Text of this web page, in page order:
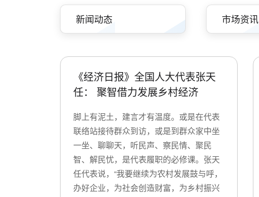
新闻动态 市场资讯
《经济日报》全国人大代表张天
任： 聚智借力发展乡村经济
脚上有泥土，建言才有温度。或是在代表
联络站接待群众到访，或是到群众家中坐
一坐、聊聊天，听民声、察民情、聚民
智、解民忧，是代表履职的必修课。张天
任代表说，“我要继续为农村发展鼓与呼，
办好企业，为社会创造财富，为乡村振兴